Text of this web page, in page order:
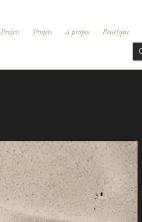
Projets Projets A propos Boutique